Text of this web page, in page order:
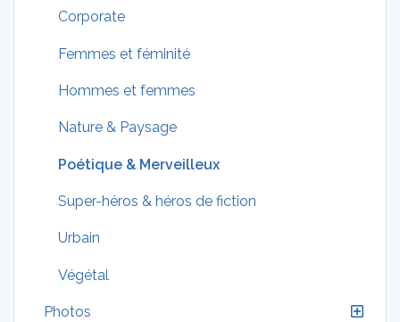
Corporate
Femmes et féminité
Hommes et femmes
Nature & Paysage
Poétique & Merveilleux
Super-héros & héros de fiction
Urbain
Végétal
Photos